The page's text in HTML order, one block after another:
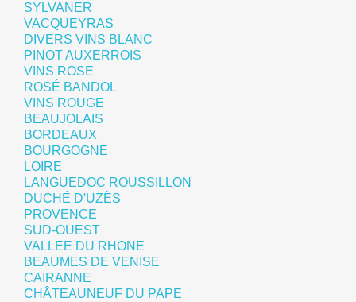
SYLVANER
VACQUEYRAS
DIVERS VINS BLANC
PINOT AUXERROIS
VINS ROSE
ROSÉ BANDOL
VINS ROUGE
BEAUJOLAIS
BORDEAUX
BOURGOGNE
LOIRE
LANGUEDOC ROUSSILLON
DUCHÉ D'UZÈS
PROVENCE
SUD-OUEST
VALLEE DU RHONE
BEAUMES DE VENISE
CAIRANNE
CHÂTEAUNEUF DU PAPE